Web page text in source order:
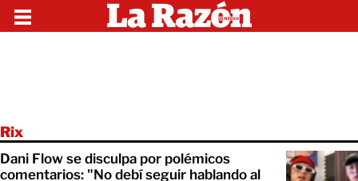
Rix
Dani Flow se disculpa por polémicos
comentarios: "No debí seguir hablando al